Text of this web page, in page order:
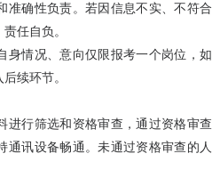
准确性负责。若因信息不实、不符合
任自负。
情况、意向仅限报考一个岗位，如
续环节。
行筛选和资格审查，通过资格审查
通讯设备畅通。未通过资格审查的人